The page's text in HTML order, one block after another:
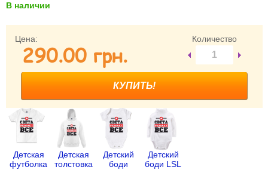
Забыли пароль?
Забыли имя пользователя (логин)?
Регистрация
В наличии
Цена:
290.00 грн.
Количество
Детская
футболка
Детская
толстовка
Детский
боди
Детский
боди LSL